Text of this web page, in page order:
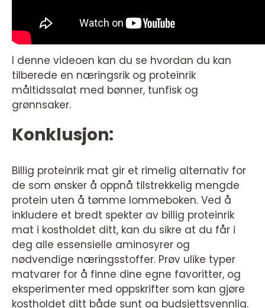
I denne videoen kan du se hvordan du kan
tilberede en næringsrik og proteinrik
måltidssalat med bønner, tunfisk og
grønnsaker.
Konklusjon:
Billig proteinrik mat gir et rimelig alternativ for
de som ønsker å oppnå tilstrekkelig mengde
protein uten å tømme lommeboken. Ved å
inkludere et bredt spekter av billig proteinrik
mat i kostholdet ditt, kan du sikre at du får i
deg alle essensielle aminosyrer og
nødvendige næringsstoffer. Prøv ulike typer
matvarer for å finne dine egne favoritter, og
eksperimenter med oppskrifter som kan gjøre
kostholdet ditt både sunt og budsjettsvennlig.